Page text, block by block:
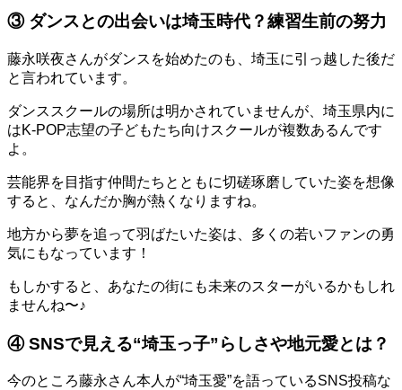
③ ダンスとの出会いは埼玉時代？練習生前の努力
藤永咲夜さんがダンスを始めたのも、埼玉に引っ越した後だ
と言われています。
ダンススクールの場所は明かされていませんが、埼玉県内に
はK-POP志望の子どもたち向けスクールが複数あるんです
よ。
芸能界を目指す仲間たちとともに切磋琢磨していた姿を想像
すると、なんだか胸が熱くなりますね。
地方から夢を追って羽ばたいた姿は、多くの若いファンの勇
気にもなっています！
もしかすると、あなたの街にも未来のスターがいるかもしれ
ませんね〜♪
④ SNSで見える“埼玉っ子”らしさや地元愛とは？
今のところ藤永さん本人が“埼玉愛”を語っているSNS投稿な